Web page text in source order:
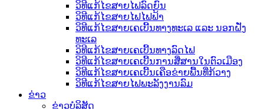
ວິທີແກ້ໄຂສາຍໄຟລົດຍົນ
ວິທີແກ້ໄຂສາຍໄຟໄຟຟ້າ
ວິທີແກ້ໄຂສາຍເຄເບີ້ນທາງທະເລ ແລະ ນອກຝັ່ງ
ທະເລ
ວິທີແກ້ໄຂສາຍເຄເບີ້ນທາງລົດໄຟ
ວິທີແກ້ໄຂສາຍເຄເບີ້ນການສື່ສານໃນຕົວເມືອງ
ວິທີແກ້ໄຂສາຍເຄເບີ້ນເຄືອຂ່າຍພື້ນທີ່ກ້ວາງ
ວິທີແກ້ໄຂສາຍໄຟພະລັງງານລົມ
ຂ່າວ
ຂ່າວບໍລິສັດ